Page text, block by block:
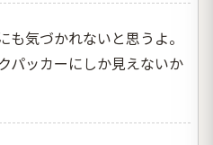
も気づかれないと思うよ。
パッカーにしか見えないか